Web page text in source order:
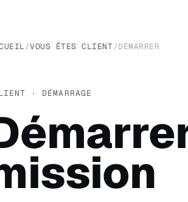
/VOUS ÊTES CLIENT/DÉMARRER
· DÉMARRAGE